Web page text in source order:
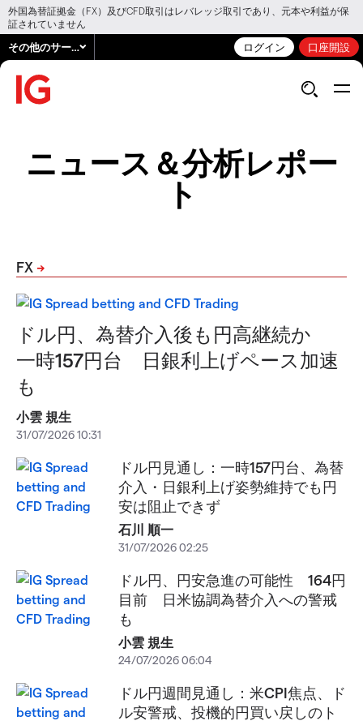
外国為替証拠金（FX）及びCFD取引はレバレッジ取引であり、元本や利益が保
証されていません
その他のサービス ログイン 口座開設
ニュース＆分析レポー
ト
FX
ドル円、為替介入後も円高継続か
一時157円台 日銀利上げペース加速
も
小雲 規生
31/07/2026 10:31
ドル円見通し：一時157円台、為替
介入・日銀利上げ姿勢維持でも円
安は阻止できず
石川 順一
31/07/2026 02:25
ドル円、円安急進の可能性 164円
目前 日米協調為替介入への警戒
も
小雲 規生
24/07/2026 06:04
ドル円週間見通し：米CPI焦点、ド
ル安警戒、投機的円買い戻しのト